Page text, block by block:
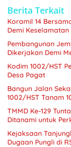
Berita Terkait
Koramil 14
Demi
Pembangunan
Dikerjakan Demi
Kodim 1002/HST
Desa Pagat
Bangun Jalan
1002/HST Tanam
TMMD Ke-129
Ditanami untuk
Kejaksaan
Dugaan Pungli di